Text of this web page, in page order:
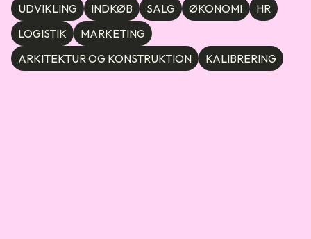
UDVIKLING INDKØB SALG ØKONOMI
HR
LOGISTIK
MARKETING
ARKITEKTUR OG KONSTRUKTION
KALIBRERING